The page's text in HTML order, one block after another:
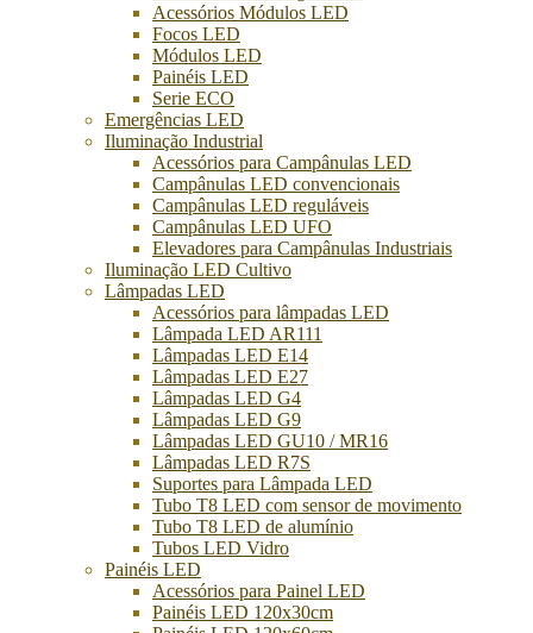
Acessórios Módulos LED
Focos LED
Módulos LED
Painéis LED
Serie ECO
Emergências LED
Iluminação Industrial
Acessórios para Campânulas LED
Campânulas LED convencionais
Campânulas LED reguláveis
Campânulas LED UFO
Elevadores para Campânulas Industriais
Iluminação LED Cultivo
Lâmpadas LED
Acessórios para lâmpadas LED
Lâmpada LED AR111
Lâmpadas LED E14
Lâmpadas LED E27
Lâmpadas LED G4
Lâmpadas LED G9
Lâmpadas LED GU10 / MR16
Lâmpadas LED R7S
Suportes para Lâmpada LED
Tubo T8 LED com sensor de movimento
Tubo T8 LED de alumínio
Tubos LED Vidro
Painéis LED
Acessórios para Painel LED
Painéis LED 120x30cm